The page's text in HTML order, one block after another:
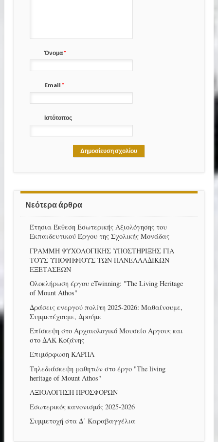
Όνομα*
Email *
Ιστότοπος
Νεότερα άρθρα
Έτησια Έκθεση Εσωτερικής Αξιολόγησης του
Εκπαιδευτικού Έργου της Σχολικής Μονάδας
ΓΡΑΜΜΗ ΨΥΧΟΛΟΓΙΚΗΣ ΥΠΟΣΤΗΡΙΞΗΣ ΓΙΑ
ΤΟΥΣ ΥΠΟΨΗΦΙΟΥΣ ΤΩΝ ΠΑΝΕΛΛΑΔΙΚΩΝ
ΕΞΕΤΑΣΕΩΝ
Ολοκλήρωση έργου eTwinning: "The Living Heritage
of Mount Athos"
Δράσεις ενεργού πολίτη 2025-2026: Μαθαίνουμε,
Συμμετέχουμε, Δρούμε
Επίσκεψη στο Αρχαιολογικό Μουσείο Αργους και
στο ΔΑΚ Κοζάνης
Επιμόρφωση ΚΑΡΠΑ
Τηλεδιάσκεψη μαθητών στο έργο "The living
heritage of Mount Athos"
ΑΞΙΟΛΟΓΗΣΗ ΠΡΟΣΦΟΡΩΝ
Εσωτερικός κανονισμός 2025-2026
Συμμετοχή στα Δ΄ Καραβαγγέλια